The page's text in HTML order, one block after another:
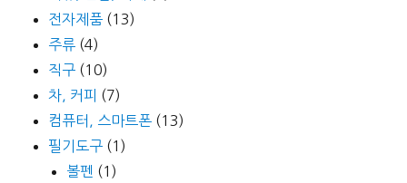
전자제품 (13)
주류 (4)
직구 (10)
차, 커피 (7)
컴퓨터, 스마트폰 (13)
필기도구 (1)
볼펜 (1)